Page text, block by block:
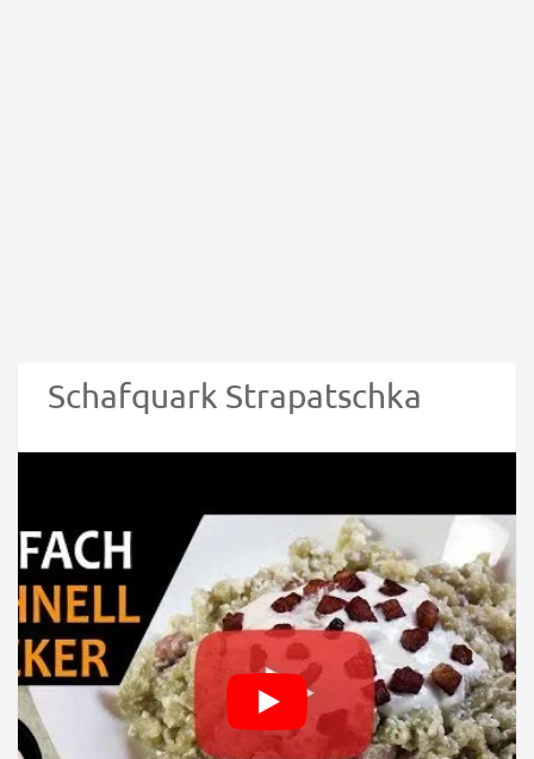
Schafquark Strapatschka